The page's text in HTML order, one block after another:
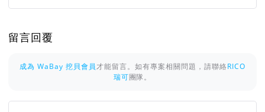
留言回覆
成為 WaBay 挖貝會員才能留言。如有專案相關問題，請聯絡RICO
瑞可團隊。